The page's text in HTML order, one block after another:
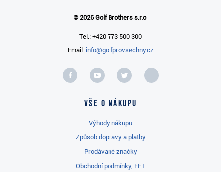
© 2026 Golf Brothers s.r.o.
Tel.: +420 773 500 300
Email: info@golfprovsechny.cz
Vše o nákupu
Výhody nákupu
Způsob dopravy a platby
Prodávané značky
Obchodní podmínky, EET